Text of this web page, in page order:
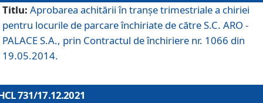
Titlu: Aprobarea achitării în tranșe trimestriale a chiriei
pentru locurile de parcare închiriate de către S.C. ARO -
PALACE S.A., prin Contractul de închiriere nr. 1066 din
19.05.2014.
731/17.12.2021